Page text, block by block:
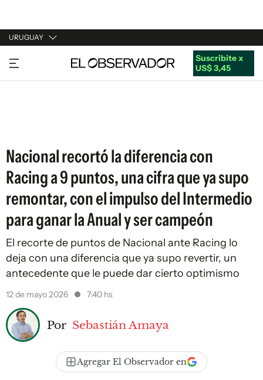
URUGUAY
URUGUAY
ARGENTINA
Suscribite x
US$ 3,45
Nacional recortó la diferencia con
Racing a 9 puntos, una cifra que ya supo
remontar, con el impulso del Intermedio
para ganar la Anual y ser campeón
El recorte de puntos de Nacional ante Racing lo
deja con una diferencia que ya supo revertir, un
antecedente que le puede dar cierto optimismo
12 de mayo 2026 7:40 hs
Por Sebastián Amaya
Agregar El Observador en